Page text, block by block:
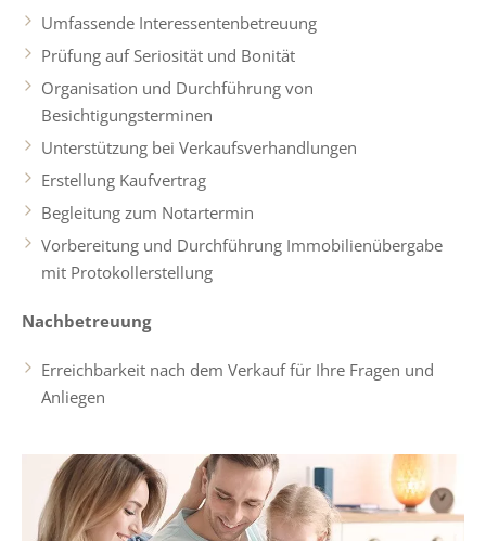
Umfassende Interessentenbetreuung
Prüfung auf Seriosität und Bonität
Organisation und Durchführung von
Besichtigungsterminen
Unterstützung bei Verkaufsverhandlungen
Erstellung Kaufvertrag
Begleitung zum Notartermin
Vorbereitung und Durchführung Immobilienübergabe
mit Protokollerstellung
Nachbetreuung
Erreichbarkeit nach dem Verkauf für Ihre Fragen und
Anliegen